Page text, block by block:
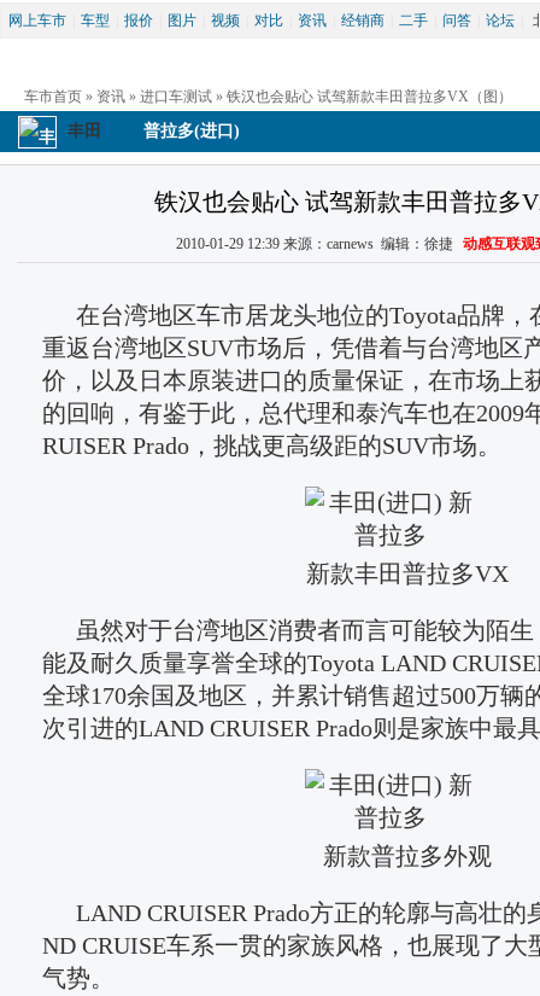
网上车市 车型 报价 图片 视频 对比 资讯 经销商 二手 问答 论坛
车市首页 » 资讯 » 进口车测试 » 铁汉也会贴心 试驾新款丰田普拉多VX（图）
丰田 普拉多(进口)
铁汉也会贴心 试驾新款丰田普拉多
2010-01-29 12:39 来源：carnews 编辑：徐捷 动感互联观
在台湾地区车市居龙头地位的Toyota品牌，
重返台湾地区SUV市场后，凭借着与台湾地区
价，以及日本原装进口的质量保证，在市场上
的回响，有鉴于此，总代理和泰汽车也在2009
RUISER Prado，挑战更高级距的SUV市场。
新款丰田普拉多VX
虽然对于台湾地区消费者而言可能较为陌
能及耐久质量享誉全球的Toyota LAND
全球170余国及地区，并累计销售超过500万辆
次引进的LAND CRUISER Prado则是家族中最
新款普拉多外观
LAND CRUISER Prado方正的轮廓与高壮
ND CRUISE车系一贯的家族风格，也展现了大
气势。